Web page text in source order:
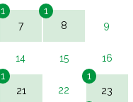
7
1
8
1
9
14 15 16
21
1
22
23
1